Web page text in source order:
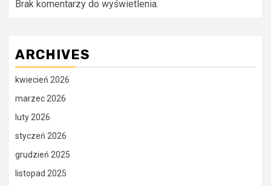
Brak komentarzy do wyświetlenia.
ARCHIVES
kwiecień 2026
marzec 2026
luty 2026
styczeń 2026
grudzień 2025
listopad 2025